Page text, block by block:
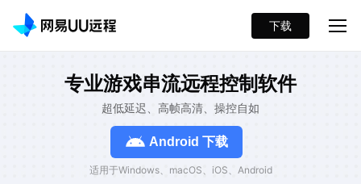
下载
专业游戏串流远程控制软件
超低延迟、高帧高清、操控自如
Android 下载
适用于Windows、macOS、iOS、Android